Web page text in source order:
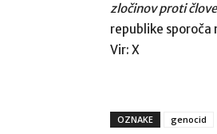
zločinov proti
republike sporoča
Vir: X
OZNAKE genocid